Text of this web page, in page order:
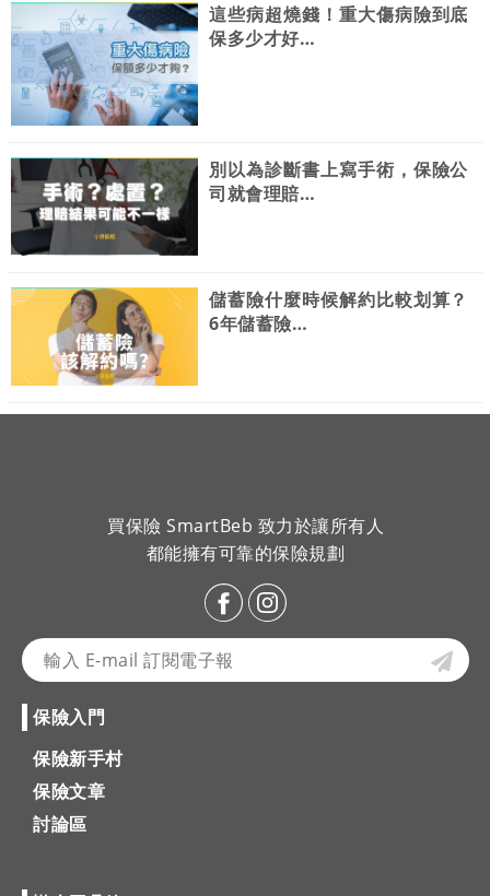
這些病超燒錢！重大傷病險到底
保多少才好…
別以為診斷書上寫手術，保險公
司就會理賠…
儲蓄險什麼時候解約比較划算？
6年儲蓄險…
買保險 SmartBeb 致力於讓所有人
都能擁有可靠的保險規劃
保險入門
保險新手村
保險文章
討論區